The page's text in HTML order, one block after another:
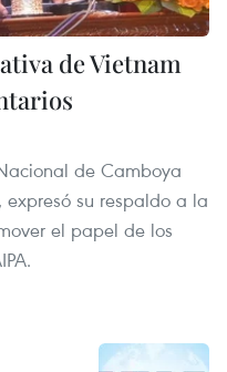
de Vietnam
de Camboya
su respaldo a la
el papel de los